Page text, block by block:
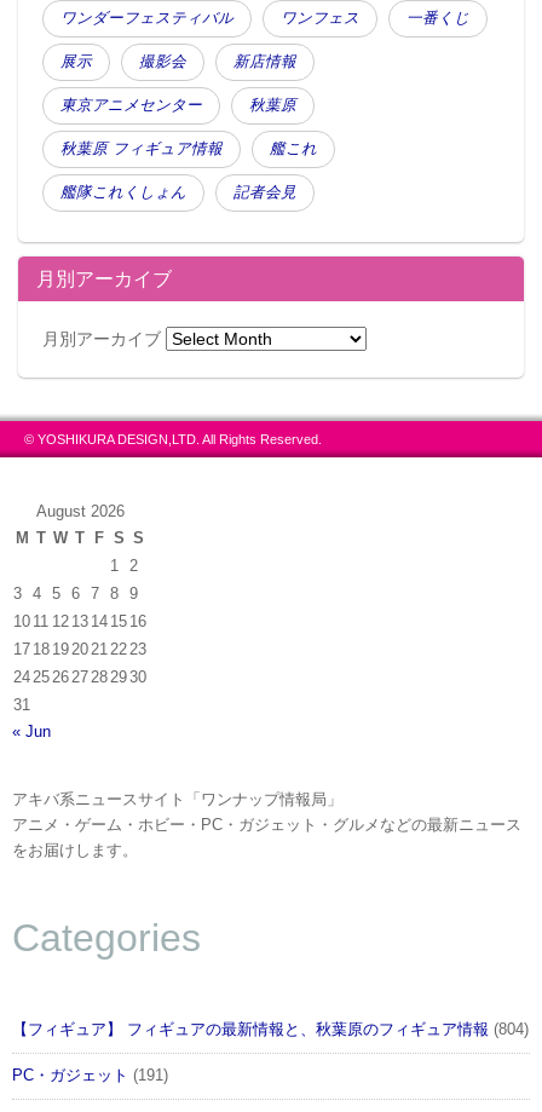
ワンダーフェスティバル ワンフェス 一番くじ
展示 撮影会 新店情報
東京アニメセンター 秋葉原
秋葉原 フィギュア情報 艦これ
艦隊これくしょん 記者会見
月別アーカイブ
月別アーカイブ
© YOSHIKURA DESIGN,LTD. All Rights Reserved.
August 2026
M T W T F S S
1
2
3
4 5 6 7 8
9
10 11 12 13 14 15 16
17 18 19 20 21 22 23
24 25 26 27 28 2930
31
« Jun
アキバ系ニュースサイト「ワンナップ情報局」
アニメ・ゲーム・ホビー・PC・ガジェット・グルメなどの最新ニュース
をお届けします。
Categories
【フィギュア】 フィギュアの最新情報と、秋葉原のフィギュア情報 (804)
PC・ガジェット (191)